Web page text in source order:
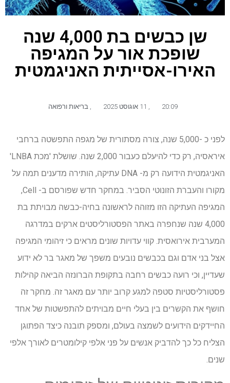
שן כבשים בת 4,000 שנה
שופכת אור על המגיפה
האירו-אסייתית האניגמטית
20:09 בריאות ורפואה
לפני כ -5,000 שנה, צורה מסתורית של מגפה התפשטה ברחבי
איראסיה, רק כדי להיעלם כעבור 2,000 שנה. שושלת 'מכת LNBA'
האניגמטית הידועה רק מ- DNA עתיקה, הותירה מדענים תמה על
מקורו והעברת הזונוטי הסביר. במחקר חדש שפורסם ב- Cell,
המגיפה העתיקה הזו מזוהה לראשונה בחיה-כבשה מבויתת בת
4,000 שנה שנחפרה באתר הפסטורליסטים ארקים במדרגה
המערבית אירואסית. קווי עדויות שונים מראים כי זיהומי המגיפה
אצל בני אדם וגם בכבשים נובעים משפך של מאגר בר לא ידוע
שעדיין, וכי רועה כבשים רחבה בתקופת הברונזה הביאה קהילות
פסטורליסטיות סטפה למגע קרוב יותר עם מאגר זה. מחקר זה
חושף את הקשרים בין בעלי חיים מבויתים להתפשטות של אחד
החיידקים הידועים לשמצה בעולם, ומספק תובנה כיצד הפתוגן
הצליח כל כך להדביק אנשים על פני אלפי קילומטרים לאורך אלפי
שנים.